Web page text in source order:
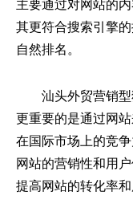
主要通过对网站的
其更符合搜索引擎
自然排名。
汕头外贸营销型
更重要的是通过网
在国际市场上的竞
网站的营销性和用
提高网站的转化率和